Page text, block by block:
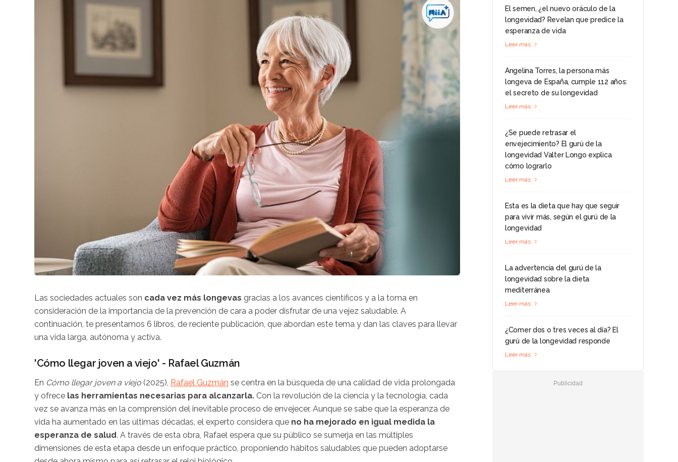
Las sociedades actuales son cada vez más longevas gracias a los avances científicos y a la toma en
consideración de la importancia de la prevención de cara a poder disfrutar de una vejez saludable. A
continuación, te presentamos 6 libros, de reciente publicación, que abordan este tema y dan las claves para llevar
una vida larga, autónoma y activa.
'Cómo llegar joven a viejo' - Rafael Guzmán
En Cómo llegar joven a viejo (2025), Rafael Guzmán se centra en la búsqueda de una calidad de vida prolongada
y ofrece las herramientas necesarias para alcanzarla. Con la revolución de la ciencia y la tecnología, cada
vez se avanza más en la comprensión del inevitable proceso de envejecer. Aunque se sabe que la esperanza de
vida ha aumentado en las últimas décadas, el experto considera que no ha mejorado en igual medida la
esperanza de salud. A través de esta obra, Rafael espera que su público se sumerja en las múltiples
dimensiones de esta etapa desde un enfoque práctico, proponiendo hábitos saludables que pueden adoptarse
El semen, ¿el nuevo oráculo de la
longevidad? Revelan que predice la
esperanza de vida
Leer más
Angelina Torres, la persona más
longeva de España, cumple 112 años:
el secreto de su longevidad
Leer más
¿Se puede retrasar el
envejecimiento? El gurú de la
longevidad Valter Longo explica
cómo lograrlo
Leer más
Esta es la dieta que hay que seguir
para vivir más, según el gurú de la
longevidad
Leer más
La advertencia del gurú de la
longevidad sobre la dieta
mediterránea
Leer más
¿Comer dos o tres veces al día? El
gurú de la longevidad responde
Leer más